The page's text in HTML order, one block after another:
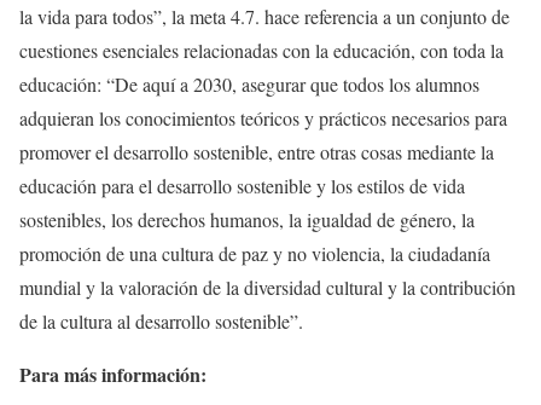
la vida para todos”, la meta 4.7. hace referencia a un conjunto de
cuestiones esenciales relacionadas con la educación, con toda la
educación: “De aquí a 2030, asegurar que todos los alumnos
adquieran los conocimientos teóricos y prácticos necesarios para
promover el desarrollo sostenible, entre otras cosas mediante la
educación para el desarrollo sostenible y los estilos de vida
sostenibles, los derechos humanos, la igualdad de género, la
promoción de una cultura de paz y no violencia, la ciudadanía
mundial y la valoración de la diversidad cultural y la contribución
de la cultura al desarrollo sostenible”.
Para más información: